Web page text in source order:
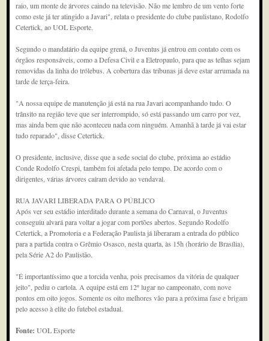
raio, um monte de árvores caindo na televisão. Não me lembro de um vento forte
como este já ter atingido a Javari", relata o presidente do clube paulistano, Rodolfo
Cetertick, ao UOL Esporte.
Segundo o mandatário da equipe grená, o Juventus já entrou em contato com os
órgãos responsáveis, como a Defesa Civil e a Eletropaulo, para que as telhas sejam
removidas da linha do trólebus. A cobertura das tribunas já deve estar arrumada na
tarde de terça-feira.
"A nossa equipe de manutenção já está na rua Javari acompanhando tudo. O
trânsito na região teve que ser interrompido, só está passando um carro por vez,
mas ainda bem que não aconteceu nada com ninguém. Amanhã à tarde já vai estar
tudo reparado", disse Cetertick.
O presidente, inclusive, disse que a sede social do clube, próxima ao estádio
Conde Rodolfo Crespi, também foi afetada pelo tempo. De acordo com o
dirigentes, várias árvores caíram devido ao vendaval.
RUA JAVARI LIBERADA PARA O PÚBLICO
Após ver seu estádio interditado durante a semana do Carnaval, o Juventus
conseguiu alvará para voltar a jogar com portões abertos. Segundo Rodolfo
Cetertick, a Promotoria e a Federação Paulista já liberaram a entrada do público
para a partida contra o Grêmio Osasco, nesta quarta, às 15h (horário de Brasília),
pela Série A2 do Paulistão.
"É importantíssimo que a torcida venha, pois precisamos da vitória de qualquer
jeito", pediu o cartola. A equipe está em 12º lugar no campeonato, com nove
pontos em oito jogos. Somente os oito melhores vão para a próxima fase e brigam
pelo acesso à elite do futebol estadual.
Fonte:UOL Esporte